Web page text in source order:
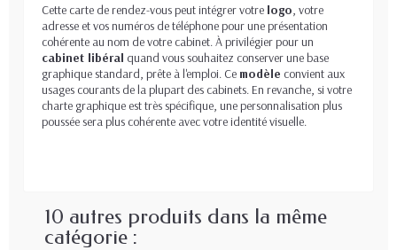
Cette carte de rendez-vous peut intégrer votre logo, votre
adresse et vos numéros de téléphone pour une présentation
cohérente au nom de votre cabinet. À privilégier pour un
cabinet libéral quand vous souhaitez conserver une base
graphique standard, prête à l'emploi. Ce modèle convient aux
usages courants de la plupart des cabinets. En revanche, si votre
charte graphique est très spécifique, une personnalisation plus
poussée sera plus cohérente avec votre identité visuelle.
10 autres produits dans la même
catégorie :